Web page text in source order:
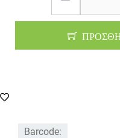
Barcode: